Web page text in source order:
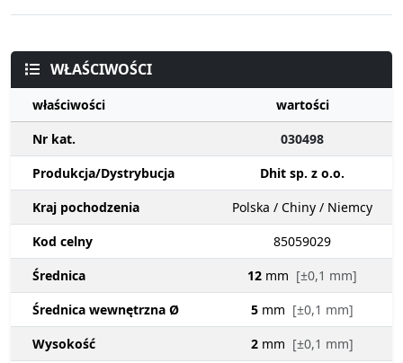
WŁAŚCIWOŚCI
właściwości
wartości
Nr kat.
030498
Produkcja/Dystrybucja
Dhit sp. z o.o.
Kraj pochodzenia
Polska / Chiny / Niemcy
Kod celny
85059029
Średnica
12 mm [±0,1 mm]
Średnica wewnętrzna Ø
5 mm [±0,1 mm]
Wysokość
2 mm [±0,1 mm]